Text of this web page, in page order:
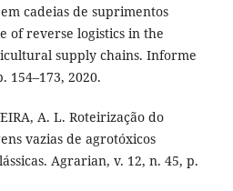
cadeias de suprimentos
of reverse logistics in the
supply chains. Informe
154–173, 2020.
A. L. Roteirização do
vazias de agrotóxicos
Agrarian, v. 12, n. 45, p.